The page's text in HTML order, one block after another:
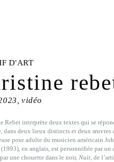
D'ART
vidéo
Rebet interprète deux textes qui se
dans deux lieux distincts et deux œuvres
pour adulte du musicien américain
en anglais, est personnifiée par un
une chouette dans le noir, Nuit,de